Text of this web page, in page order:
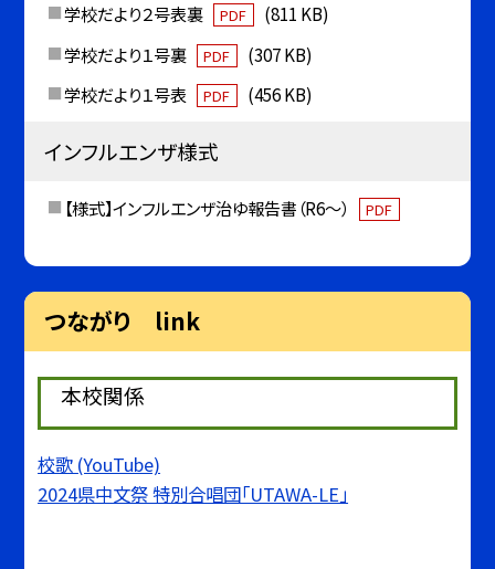
学校だより２号表裏 PDF
(811 KB)
学校だより１号裏
PDF
(307 KB)
学校だより１号表
PDF (456 KB)
インフルエンザ様式
【様式】インフルエンザ治ゆ報告書（R6～） PDF
つながり link
本校関係
校歌 (YouTube)
2024県中文祭 特別合唱団「UTAWA-LE」